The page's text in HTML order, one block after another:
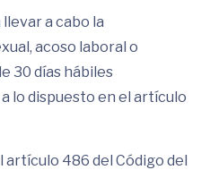
a cabo la
acoso laboral o
30 días hábiles
lo dispuesto en el artículo
artículo 486 del Código del